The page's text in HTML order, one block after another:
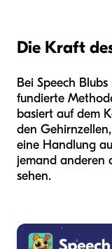
Die Kraft
Bei Speech
fundierte
basiert auf dem
den
eine Handlung
jemand anderen
sehen.